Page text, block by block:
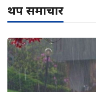
थप समाचार